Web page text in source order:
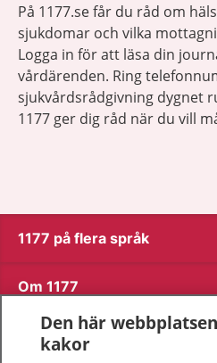
På 1177.se får du råd om
sjukdomar och vilka
Logga in för att läsa din
vårdärenden. Ring
sjukvårdsrådgivning dygnet
1177 ger dig råd när du vill
1177 på flera språk
Om 1177
Kontakt
Den här
kakor